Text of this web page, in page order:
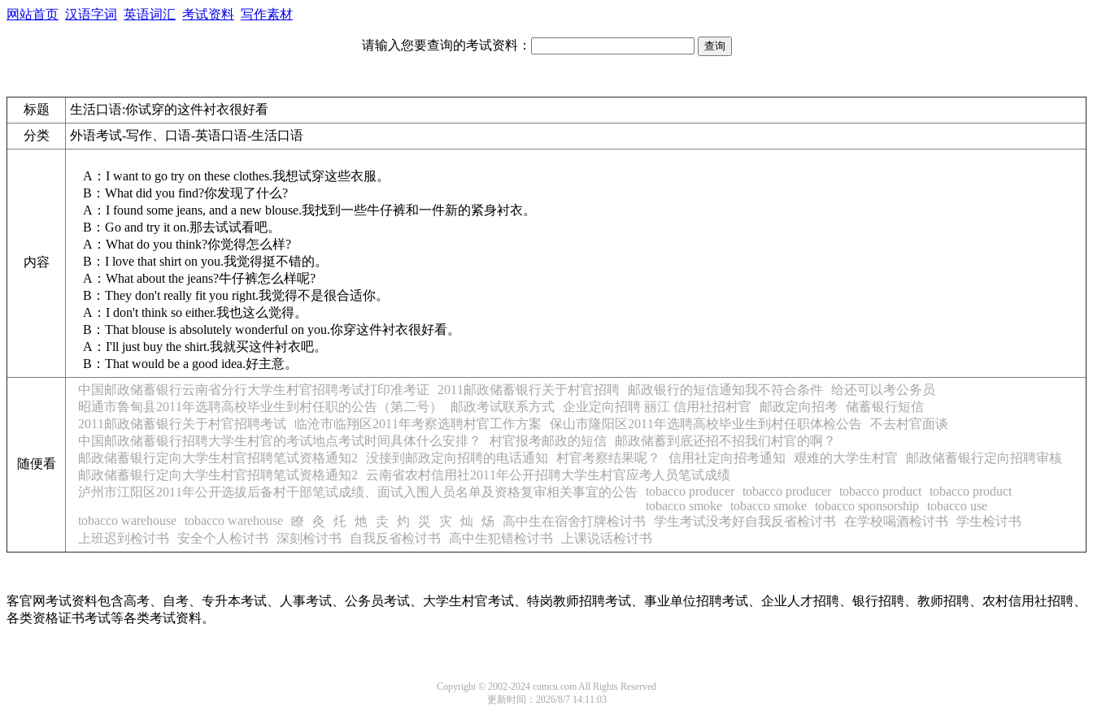
网站首页 汉语字词 英语词汇 考试资料 写作素材
请输入您要查询的考试资料：
标题
生活口语:你试穿的这件衬衣很好看
分类
外语考试-写作、口语-英语口语-生活口语
内容
A：I want to go try on these clothes.我想试穿这些衣服。
B：What did you find?你发现了什么?
A：I found some jeans, and a new blouse.我找到一些牛仔裤和一件新的紧身衬衣。
B：Go and try it on.那去试试看吧。
A：What do you think?你觉得怎么样?
B：I love that shirt on you.我觉得挺不错的。
A：What about the jeans?牛仔裤怎么样呢?
B：They don't really fit you right.我觉得不是很合适你。
A：I don't think so either.我也这么觉得。
B：That blouse is absolutely wonderful on you.你穿这件衬衣很好看。
A：I'll just buy the shirt.我就买这件衬衣吧。
B：That would be a good idea.好主意。
随便看
中国邮政储蓄银行云南省分行大学生村官招聘考试打印准考证 2011邮政储蓄银行关于村官招聘 邮政银行的短信通知我不符合条件 给还可以考公务员
昭通市鲁甸县2011年选聘高校毕业生到村任职的公告（第二号）
邮政考试联系方式 企业定向招聘 丽江 信用社招村官 邮政定向招考 储蓄银行短信
2011邮政储蓄银行关于村官招聘考试
临沧市临翔区2011年考察选聘村官工作方案 保山市隆阳区2011年选聘高校毕业生到村任职体检公告
不去村官面谈
中国邮政储蓄银行招聘大学生村官的考试地点考试时间具体什么安排？
村官报考邮政的短信
邮政储蓄到底还招不招我们村官的啊？
邮政储蓄银行定向大学生村官招聘笔试资格通知2
没接到邮政定向招聘的电话通知 村官考察结果呢？ 信用社定向招考通知 艰难的大学生村官
邮政储蓄银行定向招聘审核
邮政储蓄银行定向大学生村官招聘笔试资格通知2
云南省农村信用社2011年公开招聘大学生村官应考人员笔试成绩
泸州市江阳区2011年公开选拔后备村干部笔试成绩、面试入围人员名单及资格复审相关事宜的公告
tobacco producer tobacco producer tobacco product tobacco product
tobacco smoke tobacco smoke tobacco sponsorship tobacco use
tobacco warehouse tobacco warehouse 瞭 灸 灹 灺 灻 灼 災 灾 灿 炀 高中生在宿舍打牌检讨书 学生考试没考好自我反省检讨书 在学校喝酒检讨书
学生检讨书
上班迟到检讨书
安全个人检讨书 深刻检讨书 自我反省检讨书 高中生犯错检讨书 上课说话检讨书
客官网考试资料包含高考、自考、专升本考试、人事考试、公务员考试、大学生村官考试、特岗教师招聘考试、事业单位招聘考试、企业人才招聘、银行招聘、教师招聘、农村信用社招聘、
各类资格证书考试等各类考试资料。
Copyright © 2002-2024 cumcu.com All Rights Reserved
更新时间：2026/8/7 14:11:03